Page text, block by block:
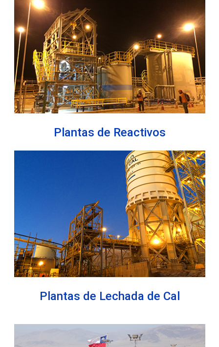
Plantas de Reactivos
Plantas de Lechada de Cal